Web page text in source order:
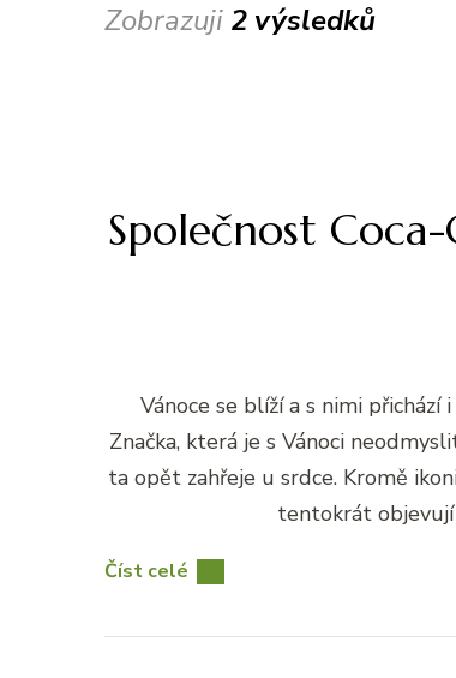
Zobrazuji 2 výsledků
Společnost
Vánoce se blíží a s nimi přichází
Značka, která je s Vánoci
ta opět zahřeje u srdce. Kromě
tentokrát
Číst celé